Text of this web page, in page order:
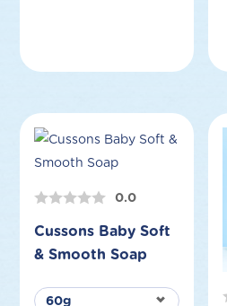
0.0
Cussons Baby Soft
& Smooth Soap